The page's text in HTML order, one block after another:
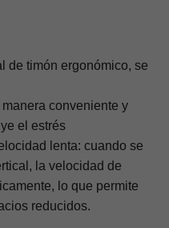
de timón ergonómico, se
conveniente y
el estrés
lenta: cuando se
la velocidad de
lo que permite
reducidos.